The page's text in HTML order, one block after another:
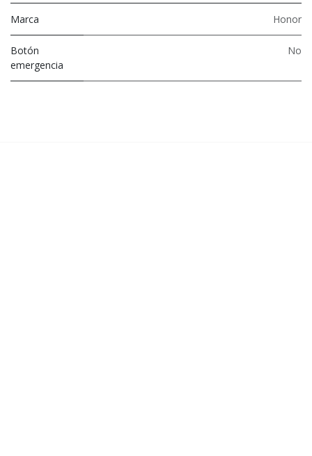
Marca Honor
Botón
emergencia
No